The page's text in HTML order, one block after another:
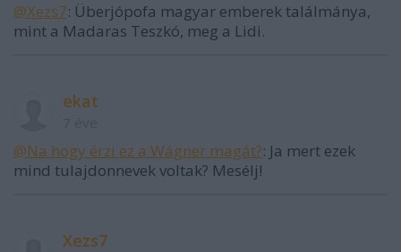
@Xezs7: Überjópofa magyar emberek találmánya,
mint a Madaras Teszkó, meg a Lidi.
ekat
@Na hogy érzi ez a Wágner magát?: Ja mert ezek
mind tulajdonnevek voltak? Mesélj!
Xezs7